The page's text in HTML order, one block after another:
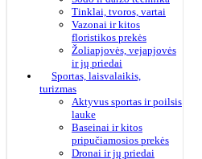
Tinklai, tvoros, vartai
Vazonai ir kitos
floristikos prekės
Žoliapjovės, vejapjovės
ir jų priedai
Sportas, laisvalaikis,
turizmas
Aktyvus sportas ir poilsis
lauke
Baseinai ir kitos
pripučiamosios prekės
Dronai ir jų priedai